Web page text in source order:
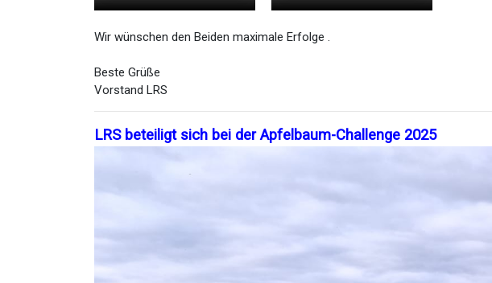
Wir wünschen den Beiden maximale Erfolge .
Beste Grüße
Vorstand LRS
LRS beteiligt sich bei der Apfelbaum-Challenge 2025